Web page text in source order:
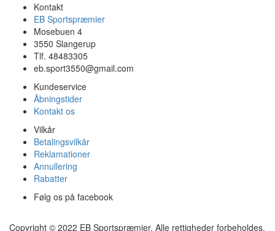
Kontakt
EB Sportspræmier
Mosebuen 4
3550 Slangerup
Tlf. 48483305
eb.sport3550@gmail.com
Kundeservice
Åbningstider
Kontakt os
Vilkår
Betalingsvilkår
Reklamationer
Annullering
Rabatter
Følg os på facebook
Copyright © 2022 EB Sportspræmier. Alle rettigheder forbeholdes.